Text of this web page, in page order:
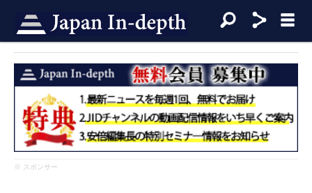
※ スポンサー